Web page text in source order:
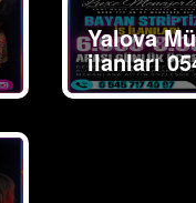
Yalova
ilanları